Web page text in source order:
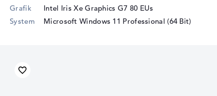
Grafik
Intel Iris Xe Graphics G7 80 EUs
System
Microsoft Windows 11 Professional (64 Bit)